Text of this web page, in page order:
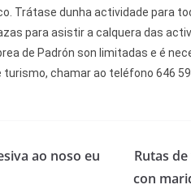
Trátase dunha actividade para
para asistir a calquera das
de Padrón son limitadas e é
turismo, chamar ao teléfono 646
ao noso eu
Rutas
con